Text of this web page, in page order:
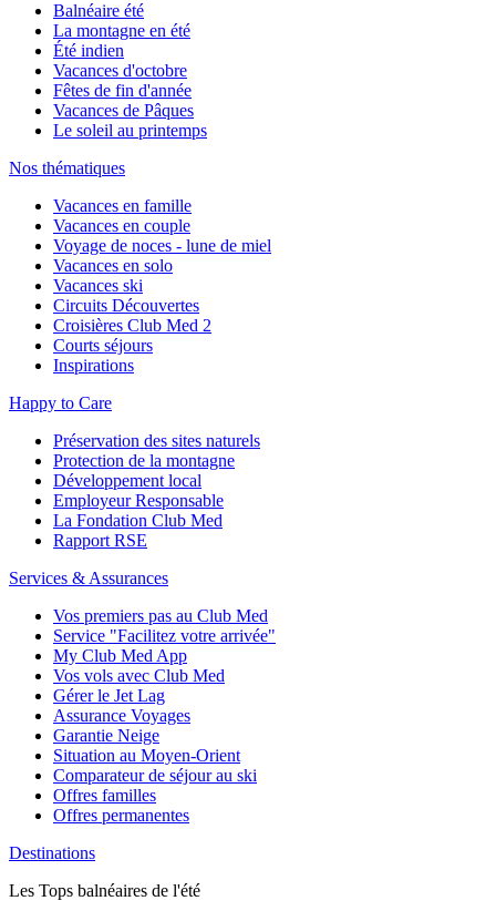
Balnéaire été
La montagne en été
Été indien
Vacances d'octobre
Fêtes de fin d'année
Vacances de Pâques
Le soleil au printemps
Nos thématiques
Vacances en famille
Vacances en couple
Voyage de noces - lune de miel
Vacances en solo
Vacances ski
Circuits Découvertes
Croisières Club Med 2
Courts séjours
Inspirations
Happy to Care
Préservation des sites naturels
Protection de la montagne
Développement local
Employeur Responsable
La Fondation Club Med
Rapport RSE
Services & Assurances
Vos premiers pas au Club Med
Service "Facilitez votre arrivée"
My Club Med App
Vos vols avec Club Med
Gérer le Jet Lag
Assurance Voyages
Garantie Neige
Situation au Moyen-Orient
Comparateur de séjour au ski
Offres familles
Offres permanentes
Destinations
Les Tops balnéaires de l'été